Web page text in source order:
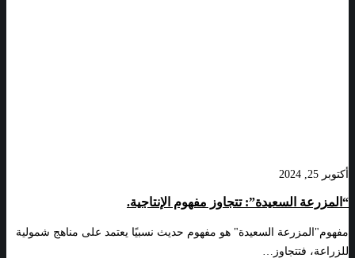
أكتوبر 25, 2024
“المزرعة السعيدة”: تتجاوز مفهوم الإنتاجية.
مفهوم"المزرعة السعيدة" هو مفهوم حديث نسبيًا يعتمد على مناهج شمولية
للزراعة، فتتجاوز…